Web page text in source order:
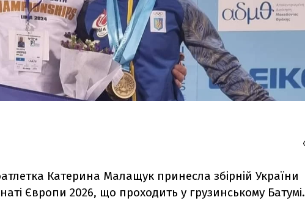
Катерина Малащук принесла збірній України
Європи 2026, що проходить у грузинському Батумі.